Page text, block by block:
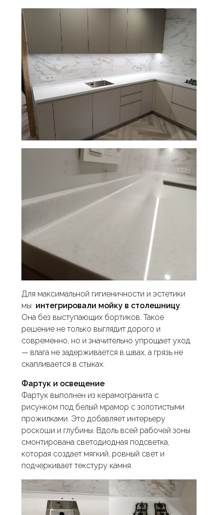
Для максимальной гигиеничности и эстетики
мы интегрировали мойку в столешницу.
Она без выступающих бортиков. Такое
решение не только выглядит дорого и
современно, но и значительно упрощает уход
— влага не задерживается в швах, а грязь не
скапливается в стыках.
Фартук и освещение
Фартук выполнен из керамогранита с
рисунком под белый мрамор с золотистыми
прожилками. Это добавляет интерьеру
роскоши и глубины. Вдоль всей рабочей зоны
смонтирована светодиодная подсветка,
которая создает мягкий, ровный свет и
подчеркивает текстуру камня.